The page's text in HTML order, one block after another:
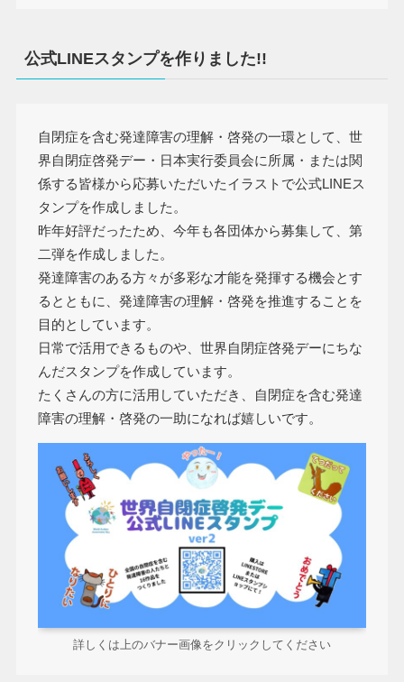
公式LINEスタンプを作りました!!
自閉症を含む発達障害の理解・啓発の一環として、世
界自閉症啓発デー・日本実行委員会に所属・または関
係する皆様から応募いただいたイラストで公式LINEス
タンプを作成しました。
昨年好評だったため、今年も各団体から募集して、第
二弾を作成しました。
発達障害のある方々が多彩な才能を発揮する機会とす
るとともに、発達障害の理解・啓発を推進することを
目的としています。
日常で活用できるものや、世界自閉症啓発デーにちな
んだスタンプを作成しています。
たくさんの方に活用していただき、自閉症を含む発達
障害の理解・啓発の一助になれば嬉しいです。
詳しくは上のバナー画像をクリックしてください